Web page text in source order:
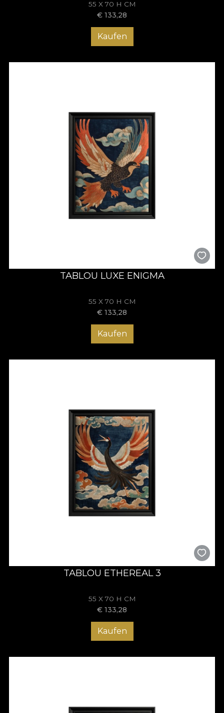
55 X 70 H CM
€ 133,28
Kaufen
TABLOU LUXE ENIGMA
55 X 70 H CM
€ 133,28
Kaufen
TABLOU ETHEREAL 3
55 X 70 H CM
€ 133,28
Kaufen